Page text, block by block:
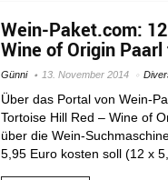
Wein-Paket.com:
Wine of Origin
Günni 13. November 2014
Über das Portal von Wein-
Tortoise Hill Red – Wine of
über die Wein-
5,95 Euro kosten soll (12 x